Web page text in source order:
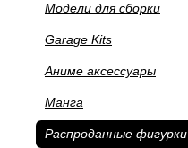
Модели для сборки
Garage Kits
Аниме аксессуары
Манга
Распроданные фигурки